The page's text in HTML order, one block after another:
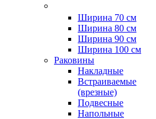
Ширина 70 см
Ширина 80 см
Ширина 90 см
Ширина 100 см
Раковины
Накладные
Встраиваемые
(врезные)
Подвесные
Напольные